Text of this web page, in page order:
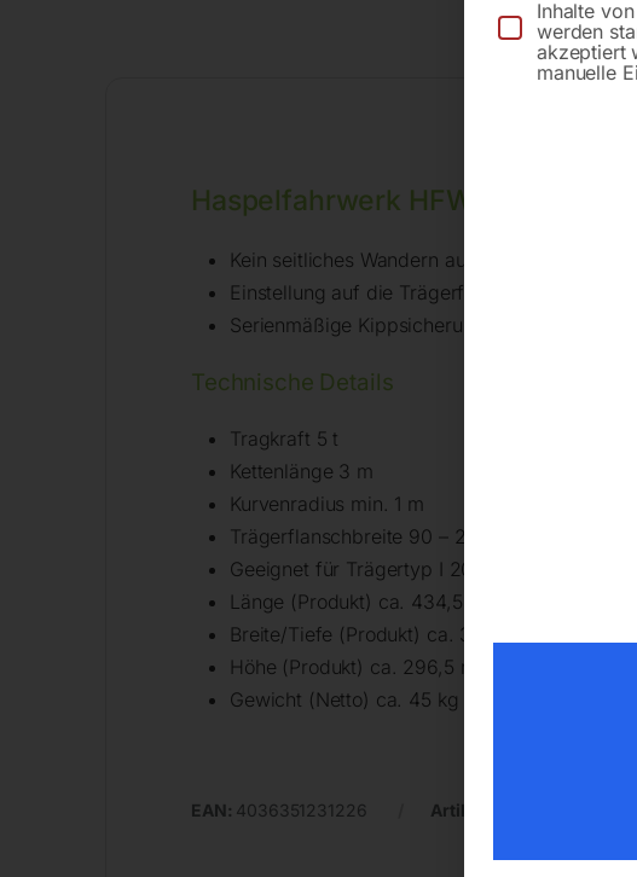
Haspelfahrwerk HFW 5
Kein seitliches Wandern auf der Traverse
Einstellung auf die Trägerflanschbreite
Serienmäßige Kippsicherung
Technische Details
Tragkraft 5 t
Kettenlänge 3 m
Kurvenradius min. 1 m
Trägerflanschbreite 90 – 220 mm
Geeignet für Trägertyp I 200 – I 600
Länge (Produkt) ca. 434,5 mm
Breite/Tiefe (Produkt) ca. 373 mm
Höhe (Produkt) ca. 296,5 mm
Gewicht (Netto) ca. 45 kg
EAN: 4036351231226 Artikelnummer:
Inhalte
werden
akzeptiert
manuelle